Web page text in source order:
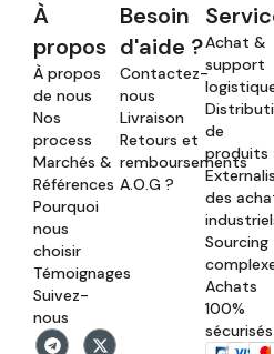
À
propos
À propos
de nous
Nos
process
Marchés &
Références
Pourquoi
nous
choisir
Témoignages
Suivez-
nous
Besoin
d'aide ?
Contactez-
nous
Livraison
Retours et
remboursements
A.O.G ?
Achat &
support
de
produits
des
Sourcing
Achats
100%
sécurisés